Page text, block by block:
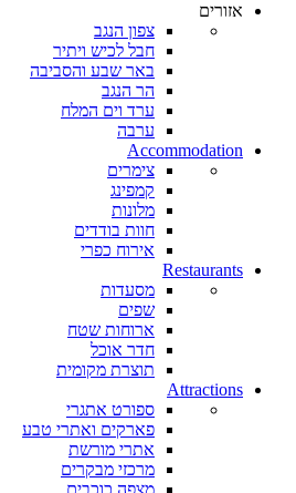
Facebook
Instagramאזורים
צפון הנגב
חבל לכיש ויתיר
באר שבע והסביבה
הר הנגב
ערד וים המלח
ערבה
Accommodation
צימרים
קמפינג
מלונות
חוות בודדים
אירוח כפרי
Restaurants
מסעדות
שפים
ארוחות שטח
חדר אוכל
תוצרת מקומית
Attractions
ספורט אתגרי
פארקים ואתרי טבע
אתרי מורשת
מרכזי מבקרים
מצפה כוכבים